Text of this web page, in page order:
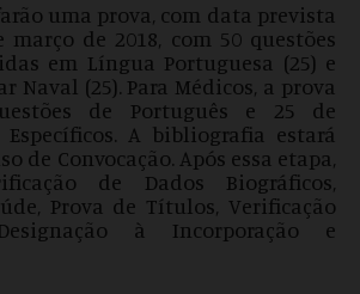
uma prova, com data prevista
de 2018, com 50 questões
em Língua Portuguesa (25) e
Naval (25). Para Médicos, a prova
de Português e 25 de
Específicos. A bibliografia estará
de Convocação. Após essa etapa,
de Dados Biográficos,
Prova de Títulos, Verificação
à Incorporação e